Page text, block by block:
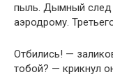
пыль. Дымный след
аэродрому.
Отбились! —
тобой? — крикнул